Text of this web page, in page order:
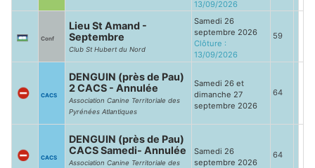
13/09/2026
Conf
Lieu St Amand -
Septembre
Club St Hubert du Nord
Samedi 26
septembre 2026
Clôture :
13/09/2026
59
CACS
DENGUIN (près de Pau)
2 CACS - Annulée
Association Canine Territoriale des
Pyrénées Atlantiques
Samedi 26 et
dimanche 27
septembre 2026
64
CACS
DENGUIN (près de Pau)
CACS Samedi- Annulée
Association Canine Territoriale des
Samedi 26
septembre 2026
64